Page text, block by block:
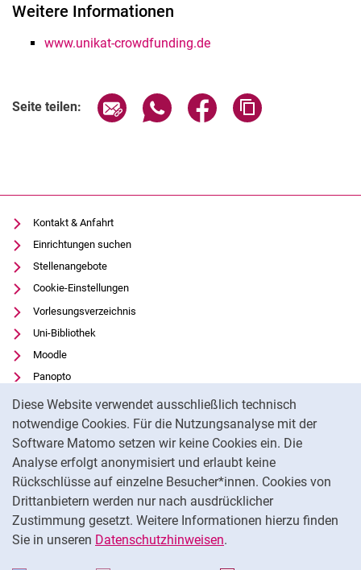
Diese Website verwendet ausschließlich technisch
notwendige Cookies. Für die Nutzungsanalyse mit der
Software Matomo setzen wir keine Cookies ein. Die
Analyse erfolgt anonymisiert und erlaubt keine
Rückschlüsse auf einzelne Besucher*innen. Cookies von
Drittanbietern werden nur nach ausdrücklicher
Zustimmung gesetzt. Weitere Informationen hierzu finden
Sie in unseren Datenschutzhinweisen.
Weitere Informationen
www.unikat-crowdfunding.de
Seite teilen: Seite über E-Mail teilen
Seite über WhatsApp teilen
Seite über Facebook
Kontakt & Anfahrt
Einrichtungen suchen
Stellenangebote
Cookie-Einstellungen
Vorlesungsverzeichnis
Uni-Bibliothek
Moodle
Panopto
Datenschutz
Barrierefreiheit
Transparenter KI-Einsatz
Impressum
Externer Link: Universität Kassel auf
Facebook(öffnet neues Fenster)
Externer Link: Universität Kassel auf
Instagram (öffnet neues Fenster)